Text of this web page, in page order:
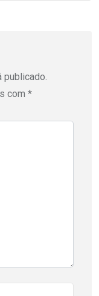
publicado.
com *